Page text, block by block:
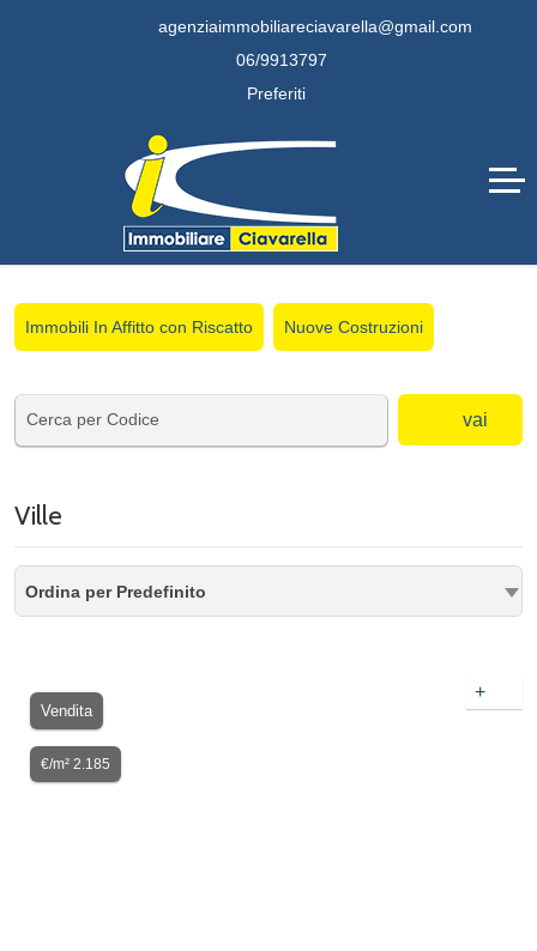
agenziaimmobiliareciavarella@gmail.com
06/9913797
Preferiti
Immobili In Affitto con Riscatto Nuove Costruzioni
vai
Ville
Ordina per Predefinito
Vendita
€/m² 2.185
+